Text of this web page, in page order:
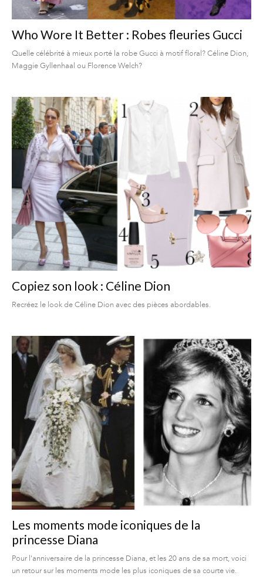
Who Wore It Better : Robes fleuries Gucci
Quelle célébrité à mieux porté la robe Gucci à motif floral? Céline Dion,
Maggie Gyllenhaal ou Florence Welch?
Copiez son look : Céline Dion
Recréez le look de Céline Dion avec des pièces abordables.
Les moments mode iconiques de la
princesse Diana
Pour l'anniversaire de la princesse Diana, et les 20 ans de sa mort, voici
un retour sur les moments mode les plus iconiques de sa courte vie.